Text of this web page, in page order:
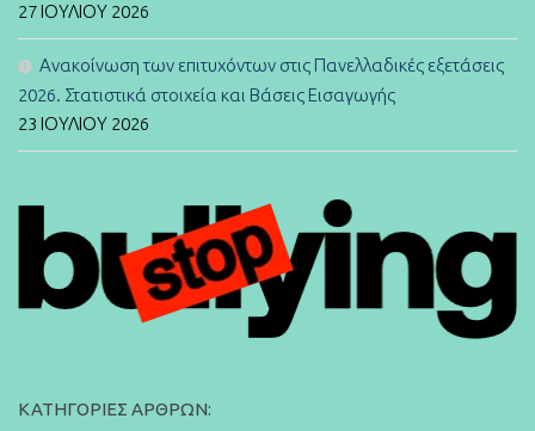
27 ΙΟΥΛΊΟΥ 2026
Ανακοίνωση των επιτυχόντων στις Πανελλαδικές εξετάσεις
2026. Στατιστικά στοιχεία και Βάσεις Εισαγωγής
23 ΙΟΥΛΊΟΥ 2026
ΚΑΤΗΓΟΡΊΕΣ ΆΡΘΡΩΝ: